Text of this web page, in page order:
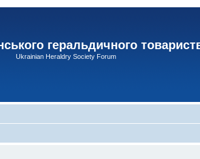
геральдичного
Ukrainian Heraldry Society Forum